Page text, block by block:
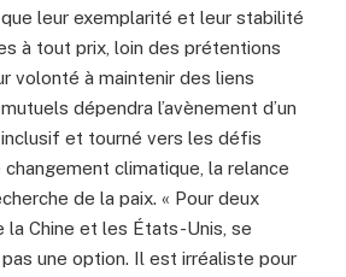
leur exemplarité et leur stabilité
à tout prix, loin des prétentions
volonté à maintenir des liens
dépendra l’avènement d’un
et tourné vers les défis
climatique, la relance
de la paix. « Pour deux
la Chine et les États-Unis, se
une option. Il est irréaliste pour